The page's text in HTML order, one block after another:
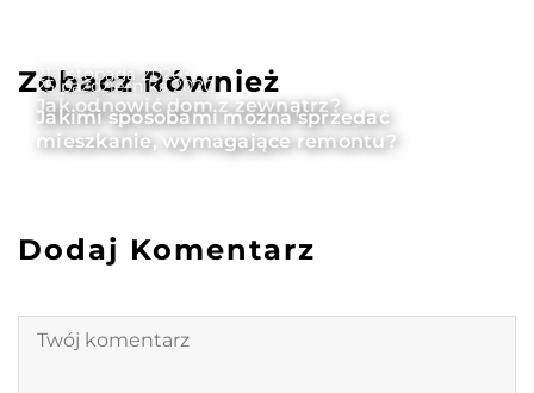
Zobacz Również
21 listopada 2020
Jak odnowić dom z zewnątrz?
25 października 2020
Jakimi sposobami można sprzedać
mieszkanie, wymagające remontu?
Dodaj Komentarz